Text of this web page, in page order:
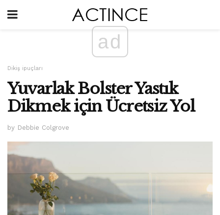
ad
Dikiş ipuçları
Yuvarlak Bolster Yastık
Dikmek için Ücretsiz Yol
by Debbie Colgrove